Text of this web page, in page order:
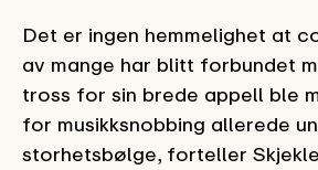
Det er ingen hemmelighet at
av mange har blitt forbundet
tross for sin brede appell ble
for musikksnobbing allerede
storhetsbølge, forteller